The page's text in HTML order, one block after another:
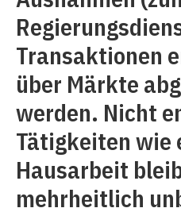
Transaktionen
über Märkte
werden. Nicht
Tätigkeiten wie
Hausarbeit
mehrheitlich